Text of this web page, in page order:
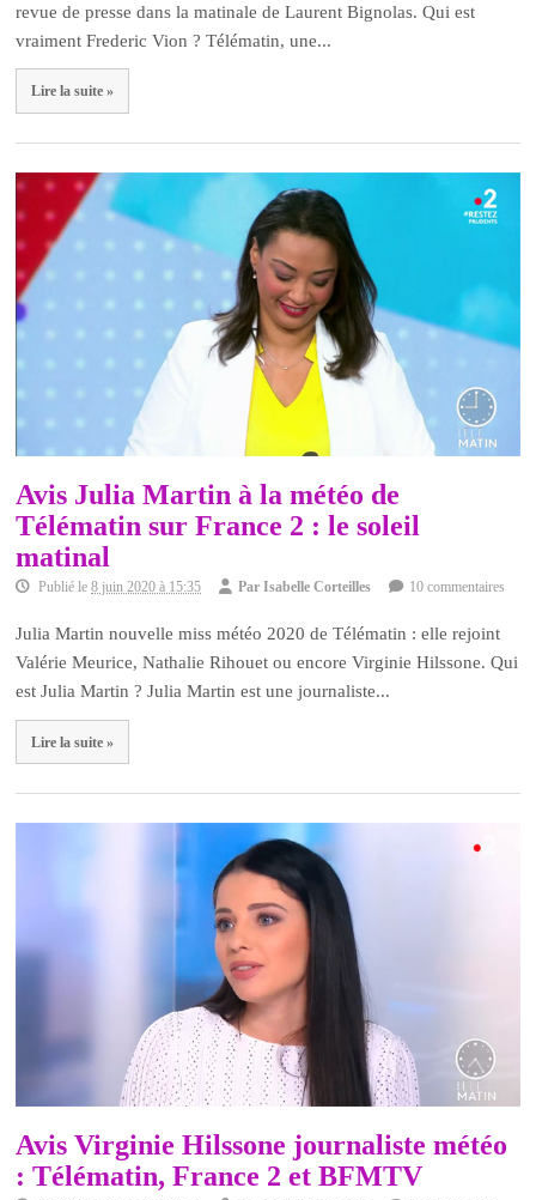
revue de presse dans la matinale de Laurent Bignolas. Qui est
vraiment Frederic Vion ? Télématin, une...
Lire la suite »
Avis Julia Martin à la météo de
Télématin sur France 2 : le soleil
matinal
Publié le8 juin 2020 à 15:35 ParIsabelle Corteilles 10 commentaires
Julia Martin nouvelle miss météo 2020 de Télématin : elle rejoint
Valérie Meurice, Nathalie Rihouet ou encore Virginie Hilssone. Qui
est Julia Martin ? Julia Martin est une journaliste...
Lire la suite »
Avis Virginie Hilssone journaliste météo
: Télématin, France 2 et BFMTV